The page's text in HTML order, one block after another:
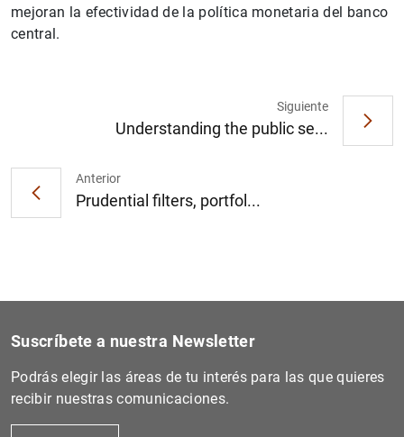
mejoran la efectividad de la política monetaria del banco
central.
Anterior
Prudential filters, portfol...
Siguiente
Understanding the public se...
Suscríbete a nuestra Newsletter
Podrás elegir las áreas de tu interés para las que quieres
recibir nuestras comunicaciones.